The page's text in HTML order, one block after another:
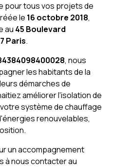
pour tous vos projets de
le 16 octobre 2018,
au 45 Boulevard
Paris.
, nous
les habitants de la
démarches de
améliorer l'isolation de
système de chauffage
renouvelables,
un accompagnement
à nous contacter au